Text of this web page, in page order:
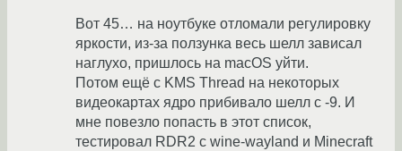
Вот 45… на ноутбуке отломали регулировку
яркости, из-за ползунка весь шелл зависал
наглухо, пришлось на macOS уйти.
Потом ещё с KMS Thread на некоторых
видеокартах ядро прибивало шелл с -9. И
мне повезло попасть в этот список,
тестировал RDR2 с wine-wayland и Minecraft